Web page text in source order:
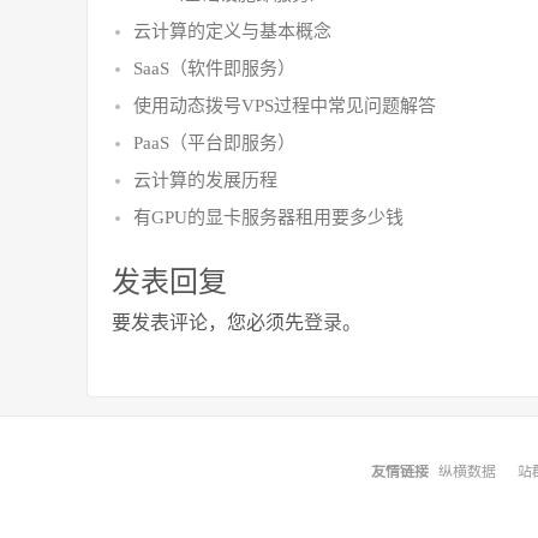
云计算的定义与基本概念
SaaS（软件即服务）
使用动态拨号VPS过程中常见问题解答
PaaS（平台即服务）
云计算的发展历程
有GPU的显卡服务器租用要多少钱
发表回复
要发表评论，您必须先登录。
友情链接 纵横数据 站